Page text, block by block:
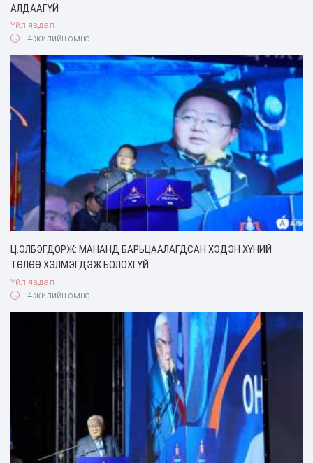
АЛДААГҮЙ
Үйл явдал
4 жилийн өмнө
Ц.ЭЛБЭГДОРЖ: МАНАНД БАРЬЦААЛАГДСАН ХЭДЭН ХҮНИЙ
ТӨЛӨӨ ХЭЛМЭГДЭЖ БОЛОХГҮЙ
Үйл явдал
4 жилийн өмнө